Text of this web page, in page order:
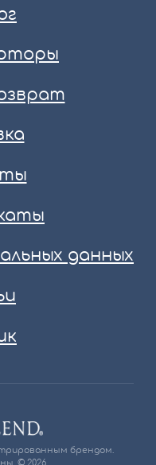
данных
брендом.
© 2026